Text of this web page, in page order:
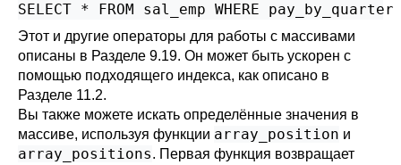
SELECT * FROM sal_emp WHERE
Этот и другие операторы для работы с массивами
описаны в Разделе 9.19. Он может быть ускорен с
помощью подходящего индекса, как описано в
Разделе 11.2.
Вы также можете искать определённые значения в
массиве, используя функции array_position и
array_positions. Первая функция возвращает